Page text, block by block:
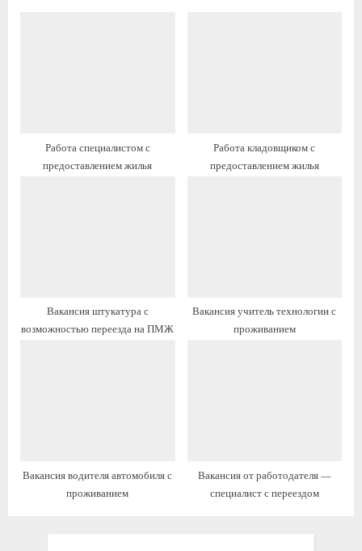
Работа специалистом с
предоставлением жилья
Работа кладовщиком с
предоставлением жилья
Вакансия штукатура с
возможностью переезда на ПМЖ
Вакансия учитель технологии с
проживанием
Вакансия водителя автомобиля с
проживанием
Вакансия от работодателя —
специалист с переездом